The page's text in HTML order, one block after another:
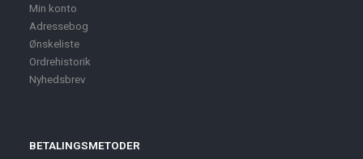
Min konto
Adressebog
Ønskeliste
Ordrehistorik
Nyhedsbrev
BETALINGSMETODER